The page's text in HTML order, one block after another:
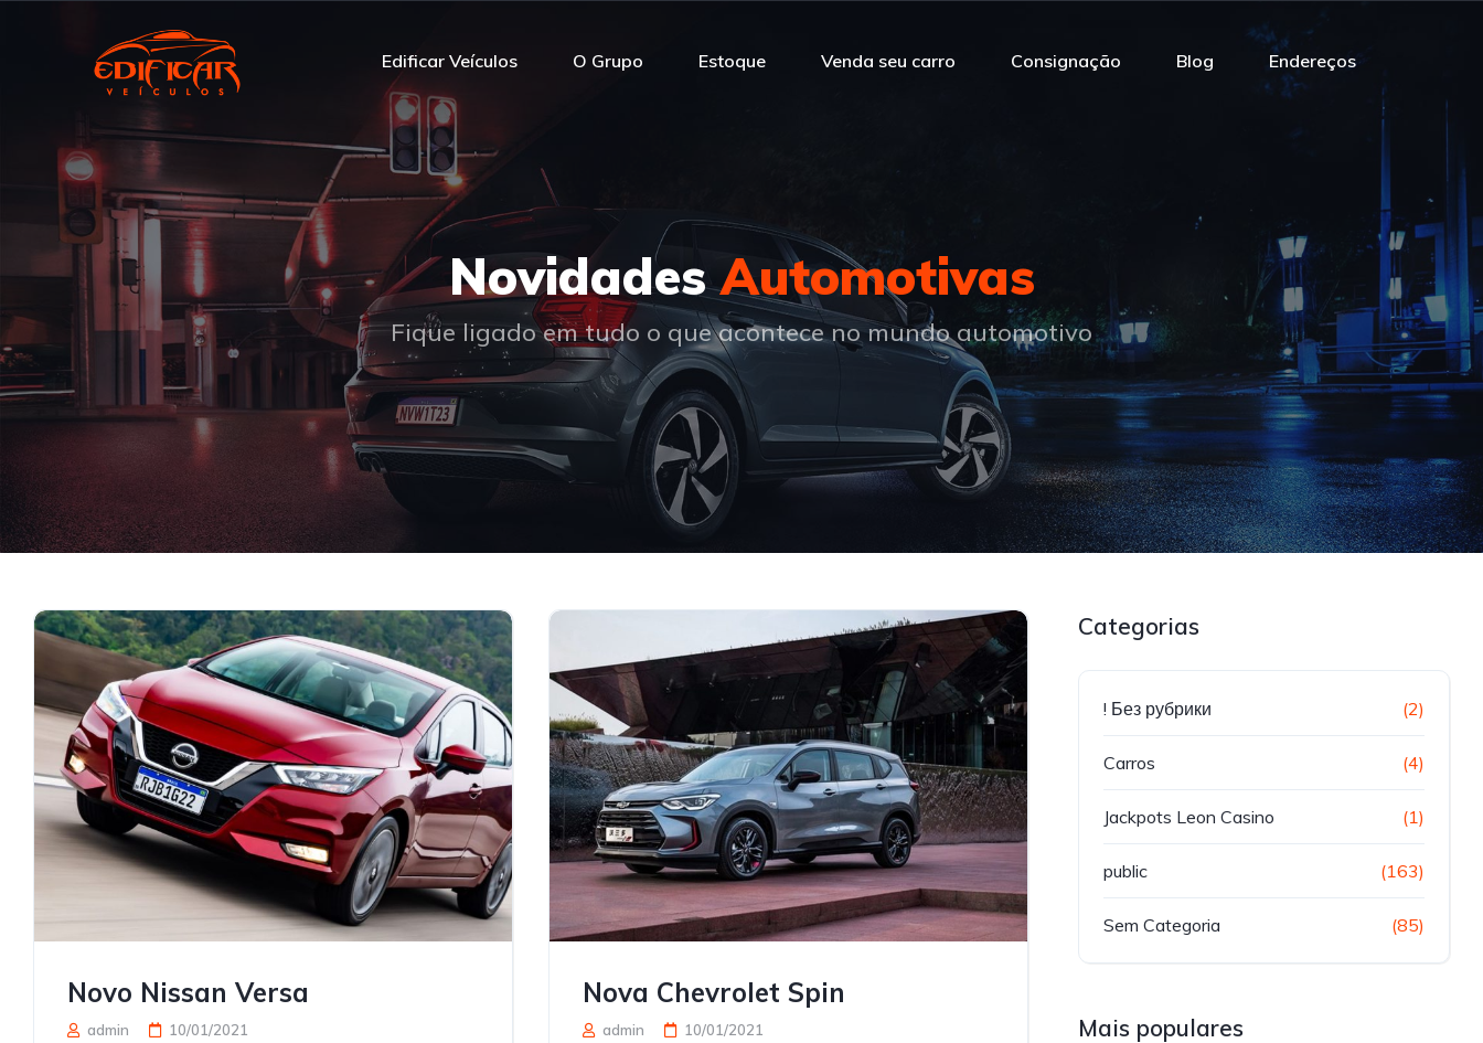
Edificar Veículos O Grupo Estoque Venda seu carro Consignação Blog Endereços
NovidadesAutomotivas
Fique ligado em tudo o que acontece no mundo automotivo
Novo Nissan Versa
admin 10/01/2021
Nova Chevrolet Spin
admin 10/01/2021
Categorias
! Без рубрики (2)
Carros (4)
Jackpots Leon Casino (1)
public (163)
Sem Categoria (85)
Mais populares